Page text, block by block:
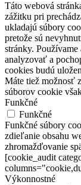
Táto webová
zážitku pri
ukladajú súbory
pretože sú
stránky.
analyzovať a
cookies budú
Máte tiež možnosť
súborov cookie
Funkčné
Funkčné
Funkčné súbory
zdieľanie obsahu
zhromažďovanie
[cookie_audit
Výkonnostné